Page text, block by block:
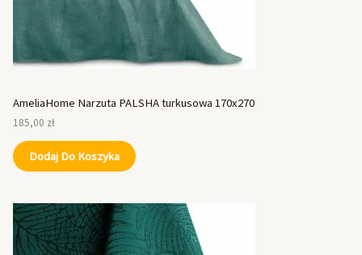
AmeliaHome Narzuta PALSHA turkusowa 170x270
185,00 zł
Dodaj Do Koszyka